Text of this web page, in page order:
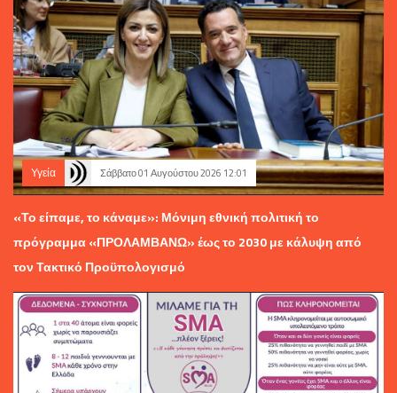
Υγεία Σάββατο 01 Αυγούστου 2026 12:01
«Το είπαμε, το κάναμε»: Μόνιμη εθνική πολιτική το
πρόγραμμα «ΠΡΟΛΑΜΒΑΝΩ» έως το 2030 με κάλυψη από
τον Τακτικό Προϋπολογισμό